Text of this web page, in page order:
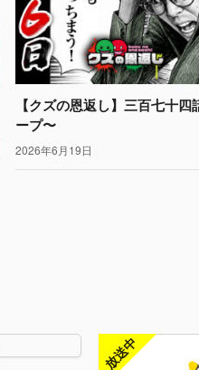
【クズの恩返し】三百七十
ープ〜
2026年6月19日